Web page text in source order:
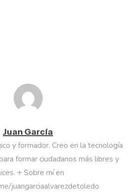
Juan García
y formador. Creo en la tecnología
formar ciudadanos más libres y
+ Sobre mí en
juangarciaalvarezdetoledo